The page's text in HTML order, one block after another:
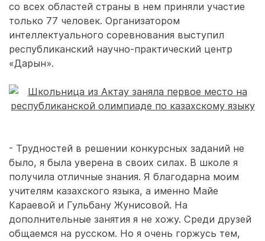
со всех областей страны в нем приняли участие
только 77 человек. Организатором
интеллектуального соревнования выступил
республиканский научно-практический центр
«Дарын».
- Трудностей в решении конкурсных заданий не
было, я была уверена в своих силах. В школе я
получила отличные знания. Я благодарна моим
учителям казахского языка, а именно Майе
Караевой и Гульбану Жунисовой. На
дополнительные занятия я не хожу. Среди друзей
общаемся на русском. Но я очень горжусь тем,